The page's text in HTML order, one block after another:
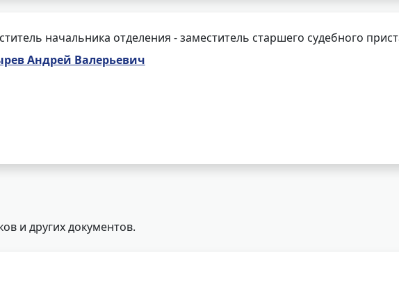
начальника отделения - заместитель старшего судебного
Андрей Валерьевич
и других документов.